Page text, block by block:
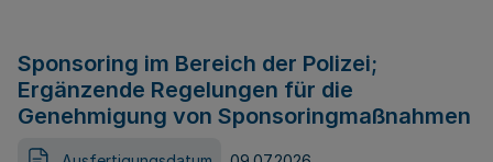
Sponsoring im Bereich der Polizei;
Ergänzende Regelungen für die
Genehmigung von Sponsoringmaßnahmen